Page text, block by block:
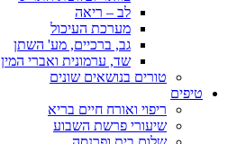
לב – ריאה
מערכת העיכול
גב, ברכיים, מע' השתן
שד, ערמונית ואברי המין
טורים בנושאים שונים
טיפים
ריפוי ואורח חיים בריא
שיעורי פרשת השבוע